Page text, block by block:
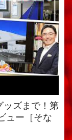
ッズまで！第
ュー［そな